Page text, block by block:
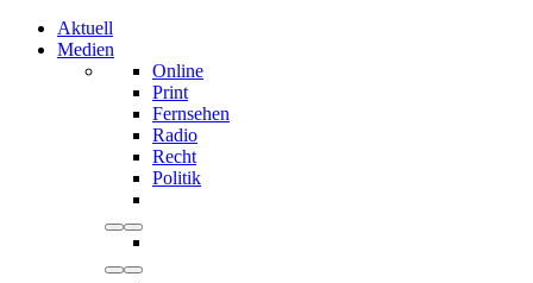
Aktuell
Medien
Online
Print
Fernsehen
Radio
Recht
Politik